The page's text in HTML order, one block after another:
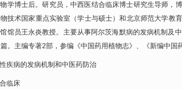
学博士后。研究员，中西医结合临床博士研究生导师，
技术国家重点实验室（学士与硕士）和北京师范大学教
馆员王永炎教授。主要从事阿尔茨海默病的发病机制及
。主编专著2部，参编《中国药用植物志》、《新编中国
疾病的发病机制和中医药防治
临床